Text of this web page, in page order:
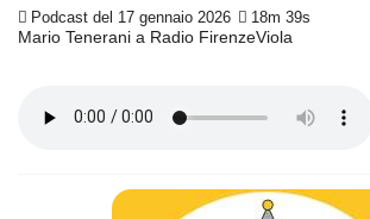
Podcast del 17 gennaio 2026 18m 39s
Mario Tenerani a Radio FirenzeViola